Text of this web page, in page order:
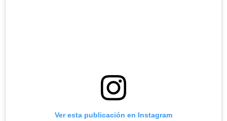
Ver esta publicación en Instagram